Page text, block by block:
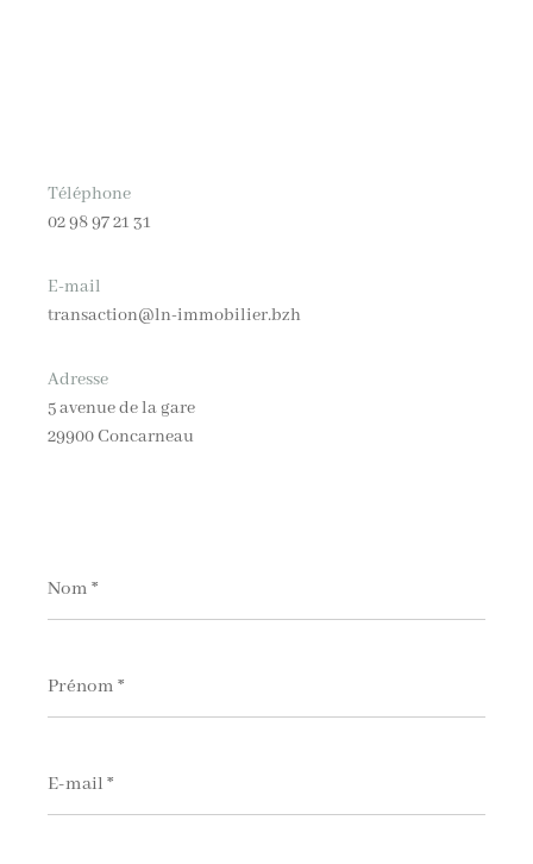
Téléphone
02 98 97 21 31
E-mail
transaction@ln-immobilier.bzh
Adresse
5 avenue de la gare
29900 Concarneau
*
*
mail
*